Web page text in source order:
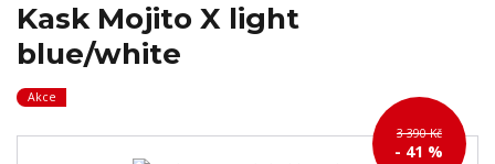
Kask Mojito X light
blue/white
Akce
3 390 Kč
- 41 %